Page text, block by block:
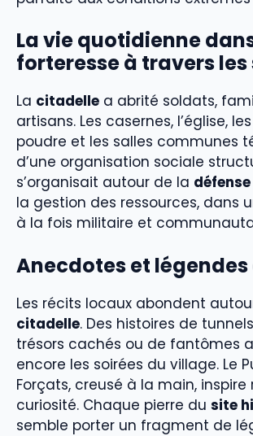
La vie quotidienne
forteresse à travers les
La citadelle a abrité soldats,
artisans. Les casernes, l’église,
poudre et les salles communes
d’une organisation sociale
s’organisait autour de la défense
la gestion des ressources, dans
à la fois militaire et
Anecdotes et
Les récits locaux abondent
citadelle. Des histoires de
trésors cachés ou de fantômes
encore les soirées du village. Le
Forçats, creusé à la main,
curiosité. Chaque pierre du site
semble porter un fragment de